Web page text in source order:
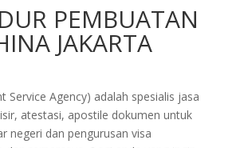
PEMBUATAN
JAKARTA
Service Agency) adalah spesialis jasa
atestasi, apostile dokumen untuk
negeri dan pengurusan visa